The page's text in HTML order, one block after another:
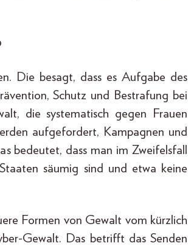
Die besagt, dass es Aufgabe des
Schutz und Bestrafung bei
die systematisch gegen Frauen
aufgefordert, Kampagnen und
bedeutet, dass man im Zweifelsfall
säumig sind und etwa keine
Formen von Gewalt vom kürzlich
Gewalt. Das betrifft das Senden